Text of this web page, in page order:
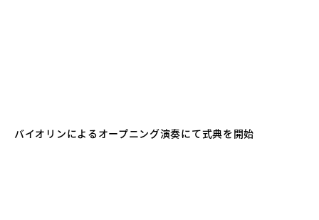
バイオリンによるオープニング演奏にて式典を開始